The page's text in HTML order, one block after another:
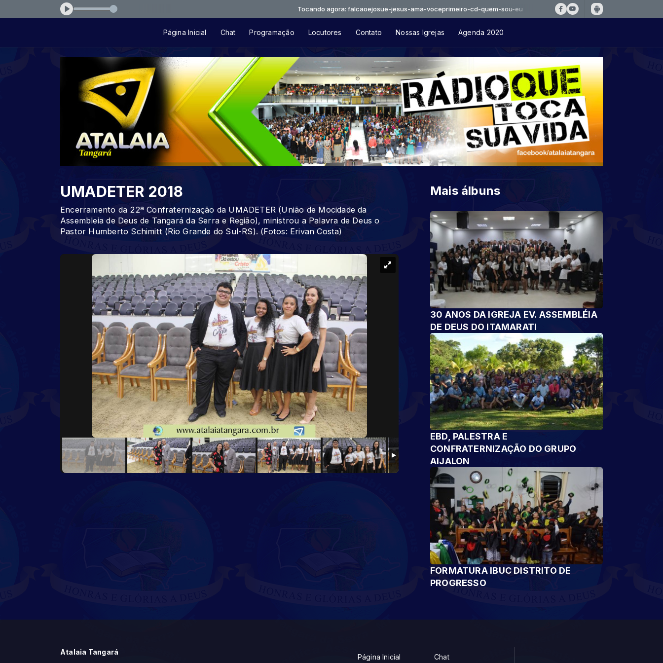
cd-quem-sou-eu Tocando agora: falcaoejosue-jesus-ama-voceprimeiro-cd-quem-sou-eu
Página Inicial Chat Programação Locutores Contato Nossas Igrejas Agenda 2020
UMADETER 2018
Encerramento da 22ª Confraternização da UMADETER (União de Mocidade da
Assembleia de Deus de Tangará da Serra e Região), ministrou a Palavra de Deus o
Pastor Humberto Schimitt (Rio Grande do Sul-RS). (Fotos: Erivan Costa)
Mais álbuns
30 ANOS DA IGREJA EV. ASSEMBLÉIA
DE DEUS DO ITAMARATI
EBD, PALESTRA E
CONFRATERNIZAÇÃO DO GRUPO
AIJALON
FORMATURA IBUC DISTRITO DE
PROGRESSO
Atalaia Tangará
Página Inicial Chat